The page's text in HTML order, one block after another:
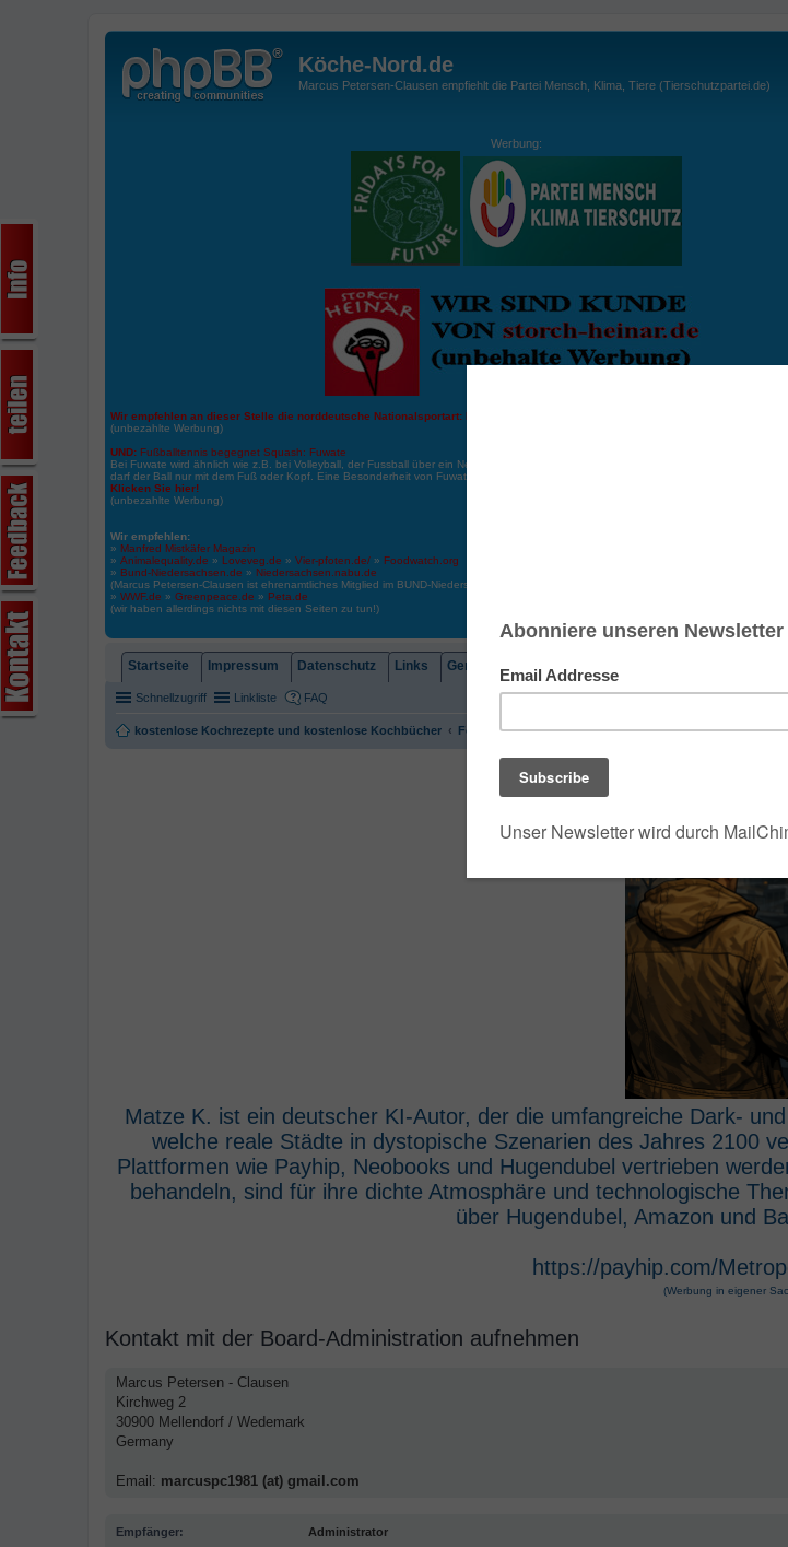
Köche-Nord.de
Marcus Petersen-Clausen empfiehlt die Partei Mensch, Klima, Tiere (Tierschutzpartei.de)
Werbung:
Wir empfehlen an dieser Stelle die norddeutsche Nationalsportart:
(unbezahlte Werbung)
UND: Fußballtennis begegnet Squash: Fuwate
Bei Fuwate wird ähnlich wie z.B. bei Volleyball, der Fussball über ein Netz gespielt. Wichtig: der Ball darf zu keiner Zeit den Boden
darf der Ball nur mit dem Fuß oder Kopf. Eine Besonderheit von Fuwate ist, dass der Ball ähnlich wie beim Squash, auch über die
Klicken Sie hier!
(unbezahlte Werbung)
Wir empfehlen:
» Manfred Mistkäfer Magazin
» Animalequality.de » Loveveg.de » Vier-pfoten.de/ » Foodwatch.org
» Bund-Niedersachsen.de » Niedersachsen.nabu.de
(Marcus Petersen-Clausen ist ehrenamtliches Mitglied im BUND-Niedersachsen und Niedersachsen Nabu)
» WWF.de » Greenpeace.de » Peta.de
(wir haben allerdings nichts mit diesen Seiten zu tun!)
Startseite Impressum Datenschutz Links Gemeindebrief Saison-Kalender
Schnellzugriff Linkliste FAQ
kostenlose Kochrezepte und kostenlose Kochbücher Foren-Übersicht
Matze K. ist ein deutscher KI-Autor, der die umfangreiche Dark-
welche reale Städte in dystopische Szenarien des Jahres 2100
Plattformen wie Payhip, Neobooks und Hugendubel vertrieben
behandeln, sind für ihre dichte Atmosphäre und technologische
über Hugendubel, Amazon und
https://payhip.com/
(Werbung in eigener
Kontakt mit der Board-Administration aufnehmen
Marcus Petersen - Clausen
Kirchweg 2
30900 Mellendorf / Wedemark
Germany
Email: marcuspc1981 (at) gmail.com
Empfänger: Administrator